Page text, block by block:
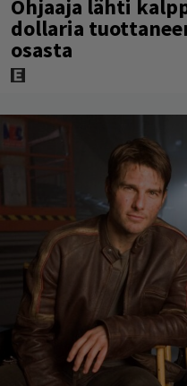
Ohjaaja lähti
dollaria
osasta